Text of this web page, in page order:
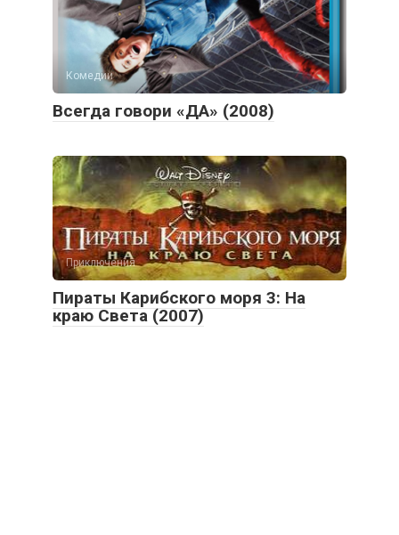
Комедии
Всегда говори «ДА» (2008)
Приключения
Пираты Карибского моря 3: На
краю Света (2007)